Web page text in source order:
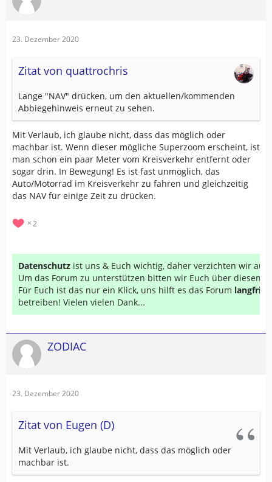
23. Dezember 2020
Zitat von quattrochris
Lange "NAV" drücken, um den aktuellen/kommenden
Abbiegehinweis erneut zu sehen.
Mit Verlaub, ich glaube nicht, dass das möglich oder
machbar ist. Wenn dieser mögliche Superzoom erscheint, ist
man schon ein paar Meter vom Kreisverkehr entfernt oder
sogar drin. In Bewegung! Es ist fast unmöglich, das
Auto/Motorrad im Kreisverkehr zu fahren und gleichzeitig
das NAV für einige Zeit zu drücken.
2
Datenschutz ist uns & Euch wichtig, daher verzichten wir auf
Um das Forum zu unterstützen bitten wir Euch über diesen
Für Euch ist das nur ein Klick, uns hilft es das Forum
betreiben! Vielen vielen Dank...
ZODIAC
23. Dezember 2020
Zitat von Eugen (D)
Mit Verlaub, ich glaube nicht, dass das möglich oder
machbar ist.